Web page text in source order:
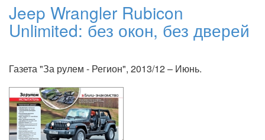
Jeep Wrangler Rubicon
Unlimited: без окон, без дверей
Газета "За рулем - Регион", 2013/12 – Июнь.